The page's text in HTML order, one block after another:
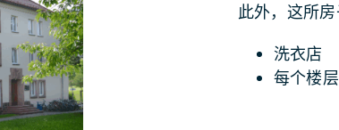
此外，这所
洗衣店
每个楼